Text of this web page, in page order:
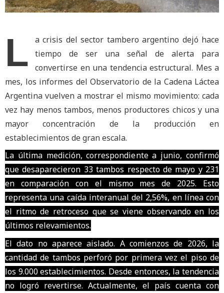
L
a crisis del sector tambero argentino dejó hace
tiempo de ser una señal de alerta para
convertirse en una tendencia estructural. Mes a
mes, los informes del Observatorio de la Cadena Láctea
Argentina vuelven a mostrar el mismo movimiento: cada
vez hay menos tambos, menos productores chicos y una
mayor concentración de la producción en
establecimientos de gran escala.
La última medición, correspondiente a junio, confirmó
que desaparecieron 33 tambos respecto de mayo y 231
en comparación con el mismo mes de 2025. Esto
representa una caída interanual del 2,56%, en línea con
el ritmo de retroceso que se viene observando en los
últimos relevamientos.
El dato no aparece aislado. A comienzos de 2026, la
cantidad de tambos perforó por primera vez el piso de
los 9.000 establecimientos. Desde entonces, la tendencia
no logró revertirse. Actualmente, el país cuenta con